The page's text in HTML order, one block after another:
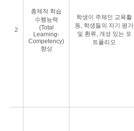
2
총체적 학습
수행능력
(Total
Learning-
Competency)
향상
학생이 주체인 교육활
동, 학생들의 자기 평가
및 환류, 개성 있는 포
트폴리오